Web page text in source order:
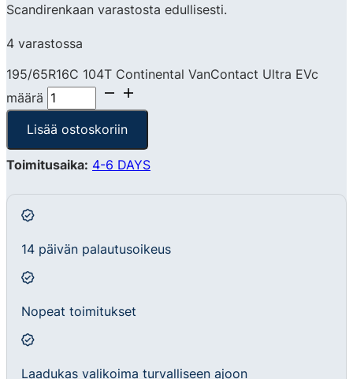
Scandirenkaan varastosta edullisesti.
4 varastossa
195/65R16C 104T Continental VanContact Ultra EVc
määrä
Lisää ostoskoriin
Toimitusaika: 4-6 DAYS
14 päivän palautusoikeus
Nopeat toimitukset
Laadukas valikoima turvalliseen ajoon